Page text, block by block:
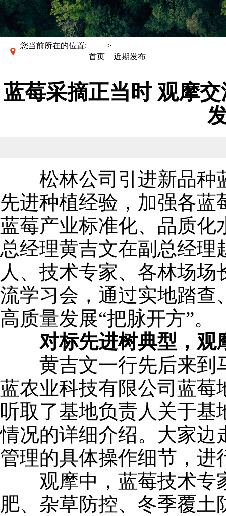
您当前所在的位置: 首页 > 近期发布
蓝莓采摘正当时 观摩
松林公司引进新品种
先进种植经验，加强各
蓝莓产业标准化、品质化
总经理黄吉文在副总经理
人、技术专家、各林场
流学习会，通过实地踏查
高质量发展“把脉开方”。
对标先进树典型，观
黄吉文一行先后来到
蓝农业科技有限公司蓝莓
听取了基地负责人关于
情况的详细介绍。大家边
管理的具体操作细节，进
观摩中，蓝莓技术专
肥、杂草防控、冬季覆